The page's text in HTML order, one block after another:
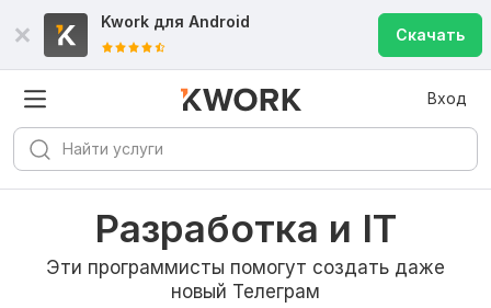
Kwork для Android
Скачать
Вход
Разработка и IT
Эти программисты помогут создать даже
новый Телеграм